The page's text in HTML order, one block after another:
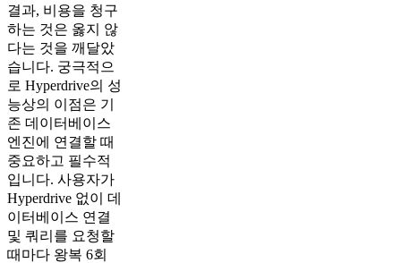
결과, 비용을 청구
하는 것은 옳지 않
다는 것을 깨달았
습니다. 궁극적으
로 Hyperdrive의 성
능상의 이점은 기
존 데이터베이스
엔진에 연결할 때
중요하고 필수적
입니다. 사용자가
Hyperdrive 없이 데
이터베이스 연결
및 쿼리를 요청할
때마다 왕복 6회